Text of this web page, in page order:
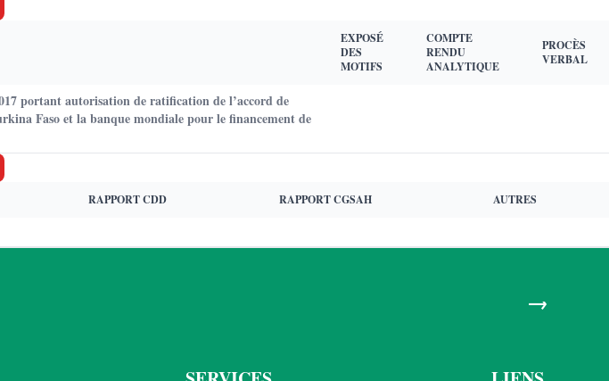
EXPOSÉ
DES
MOTIFS
COMPTE
RENDU
ANALYTIQUE
PROCÈS
VERBAL
portant autorisation de ratification de l’accord de
Faso et la banque mondiale pour le financement de
RAPPORT CDD RAPPORT CGSAH AUTRES
→